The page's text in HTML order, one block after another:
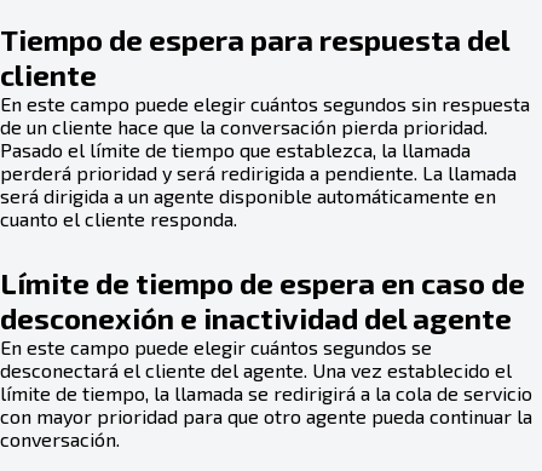
Tiempo de espera para respuesta del
cliente
En este campo puede elegir cuántos segundos sin respuesta
de un cliente hace que la conversación pierda prioridad.
Pasado el límite de tiempo que establezca, la llamada
perderá prioridad y será redirigida a pendiente. La llamada
será dirigida a un agente disponible automáticamente en
cuanto el cliente responda.
Límite de tiempo de espera en caso de
desconexión e inactividad del agente
En este campo puede elegir cuántos segundos se
desconectará el cliente del agente. Una vez establecido el
límite de tiempo, la llamada se redirigirá a la cola de servicio
con mayor prioridad para que otro agente pueda continuar la
conversación.